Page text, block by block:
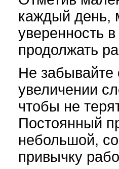
каждый день,
уверенность
продолжать
Не забывайте
увеличении
чтобы не
Постоянный
небольшой,
привычку